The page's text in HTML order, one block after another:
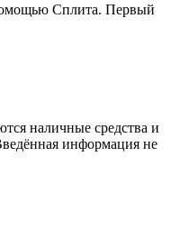
Сплита. Первый
наличные средства и
информация не